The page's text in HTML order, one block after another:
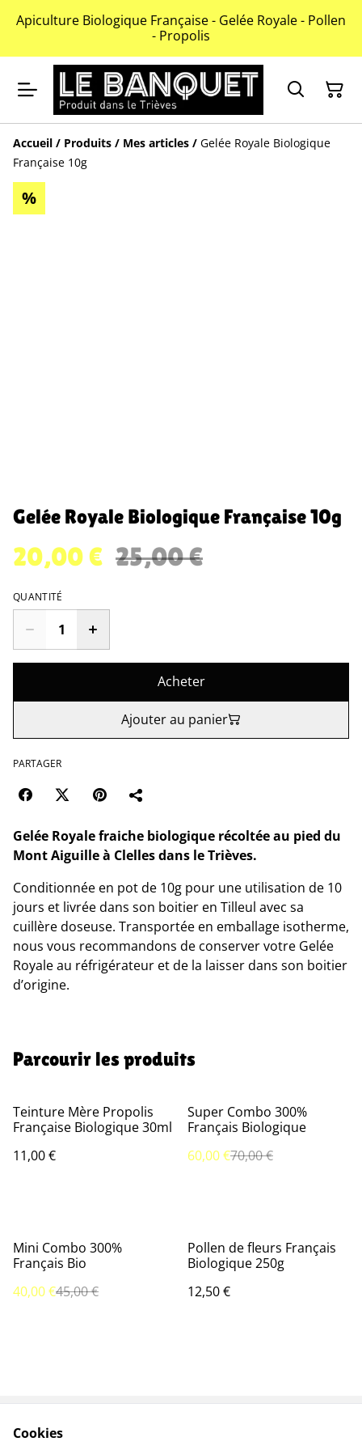
Apiculture Biologique Française - Gelée Royale - Pollen
- Propolis
Accueil / Produits / Mes articles / Gelée Royale Biologique
Française 10g
%
Gelée Royale Biologique Française 10g
20,00 € 25,00 €
QUANTITÉ
Acheter
Ajouter au panier
PARTAGER
Gelée Royale fraiche biologique récoltée au pied du
Mont Aiguille à Clelles dans le Trièves.
Conditionnée en pot de 10g pour une utilisation de 10
jours et livrée dans son boitier en Tilleul avec sa
cuillère doseuse. Transportée en emballage isotherme,
nous vous recommandons de conserver votre Gelée
Royale au réfrigérateur et de la laisser dans son boitier
d’origine.
Parcourir les produits
Teinture Mère Propolis
Française Biologique 30ml
11,00 €
%
Super Combo 300%
Français Biologique
60,00 €70,00 €
%
Mini Combo 300%
Français Bio
40,00 €45,00 €
Pollen de fleurs Français
Biologique 250g
12,50 €
Cookies